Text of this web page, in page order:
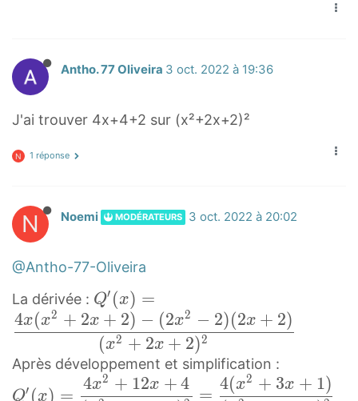
2
x
+
2
Antho. 77 Oliveira 3 oct. 2022 à 19:36
J'ai trouver 4x+4+2 sur (x²+2x+2)²
N 1 réponse
N Noemi MODÉRATEURS 3 oct. 2022 à 20:02
@Antho-77-Oliveira
La dérivée : Q
′
(
x
)
Q′ (x) =
(x2 + 2x + 2)2
4x(x2 + 2x + 2) − (2x2 − 2)(2x + 2)
Après développement et simplification :
Q
Q′ (x) =
4x2 + 12x + 4
=
4(x2 + 3x + 1)